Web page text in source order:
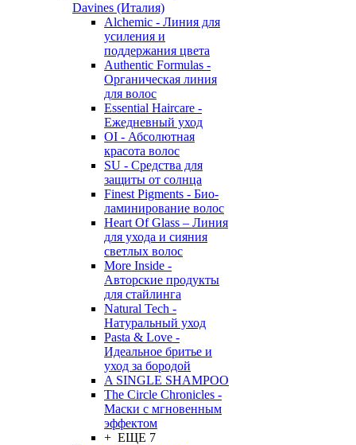
Davines (Италия)
Alchemic - Линия для
усиления и
поддержания цвета
Authentic Formulas -
Органическая линия
для волос
Essential Haircare -
Eжедневный уход
OI - Абсолютная
красота волос
SU - Средства для
защиты от солнца
Finest Pigments - Био-
ламинирование волос
Heart Of Glass – Линия
для ухода и сияния
светлых волос
More Inside -
Авторские продукты
для стайлинга
Natural Tech -
Натуральный уход
Pasta & Love -
Идеальное бритье и
уход за бородой
A SINGLE SHAMPOO
The Circle Chronicles -
Маски с мгновенным
эффектом
+ ЕЩЕ 7